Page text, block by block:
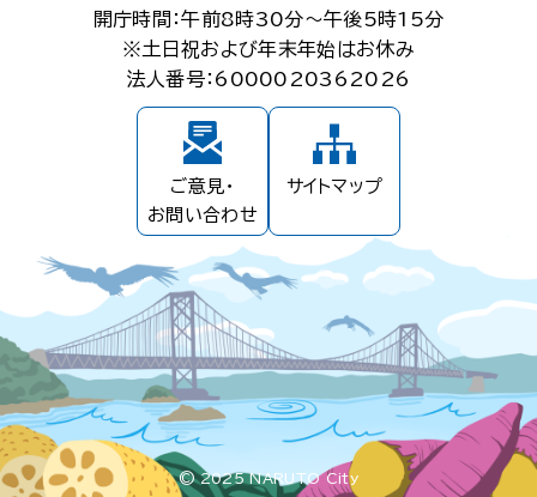
開庁時間：午前8時30分～午後5時15分
※土日祝および年末年始はお休み
法人番号：6000020362026
ご意見・
お問い合わせ
サイトマップ
© 2025 NARUTO City